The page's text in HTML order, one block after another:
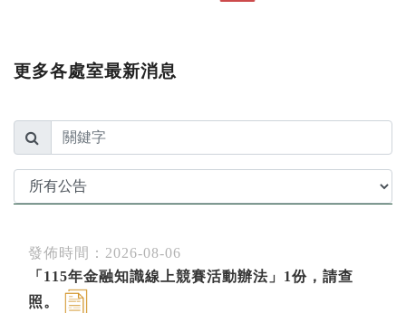
更多各處室最新消息
發佈時間：2026-08-06
「115年金融知識線上競賽活動辦法」1份，請查
照。